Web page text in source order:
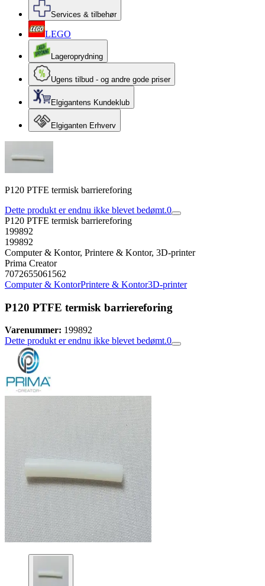
Services & tilbehør
LEGO
Lageroprydning
Ugens tilbud - og andre gode priser
Elgigantens Kundeklub
Elgiganten Erhverv
P120 PTFE termisk barriereforing
Dette produkt er endnu ikke blevet bedømt.0
P120 PTFE termisk barriereforing
199892
199892
Computer & Kontor, Printere & Kontor, 3D-printer
Prima Creator
7072655061562
Computer & KontorPrintere & Kontor3D-printer
P120 PTFE termisk barriereforing
Varenummer: 199892
Dette produkt er endnu ikke blevet bedømt.0